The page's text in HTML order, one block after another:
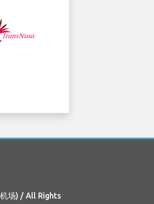
场) / All Rights